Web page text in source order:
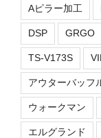
Aピラー加工
DSP GRGO
TS-V173S
アウターバッフ
ウォークマン
エルグランド